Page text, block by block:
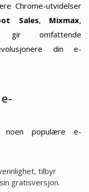
Chrome-utvidelser
Sales, Mixmax,
omfattende
din e-
populære e-
tilbyr
gratisversjon.